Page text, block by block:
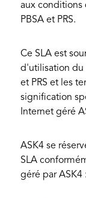
aux conditions
PBSA et PRS.
Ce SLA est
d'utilisation du
et PRS et les
signification
Internet géré
ASK4 se
SLA
géré par ASK4